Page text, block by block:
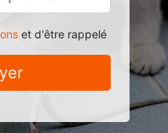
et d'être rappelé